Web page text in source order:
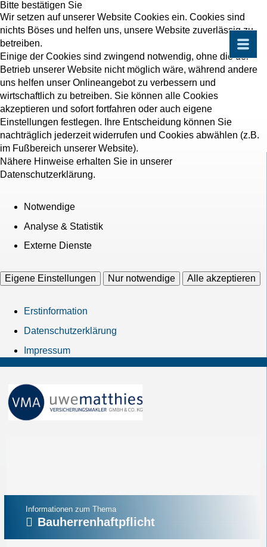
Bitte bestätigen Sie
Wir setzen auf unserer Website Cookies ein. Cookies sind
nichts Böses und helfen uns, unsere Website zuverlässig zu
betreiben.
Einige der Cookies sind zwingend notwendig, ohne die der
Betrieb unserer Website nicht möglich wäre, während andere
uns helfen unser Onlineangebot zu verbessern und
wirtschaftlich zu betreiben. Sie können alle Cookies
akzeptieren und sofort fortfahren oder auch eigene
Einstellungen festlegen. Ihre Entscheidung können Sie
nachträglich jederzeit widerrufen und Cookies abwählen (z.B.
im Fußbereich unserer Website).
Nähere Hinweise erhalten Sie in unserer
Datenschutzerklärung.
Notwendige
Analyse & Statistik
Externe Dienste
Eigene Einstellungen Nur notwendige Alle akzeptieren
Erstinformation
Datenschutzerklärung
Impressum
Informationen zum Thema
Bauherrenhaftpflicht